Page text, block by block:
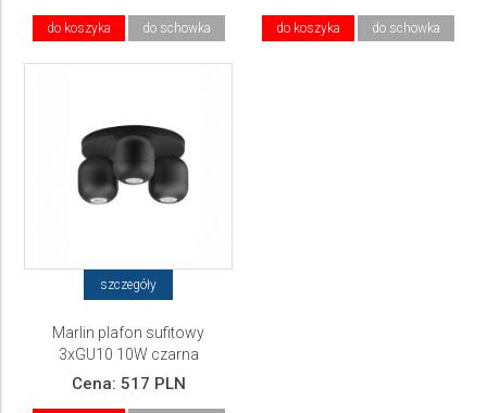
do koszyka do schowka do koszyka do schowka
szczegóły
Marlin plafon sufitowy
3xGU10 10W czarna
Cena: 517 PLN